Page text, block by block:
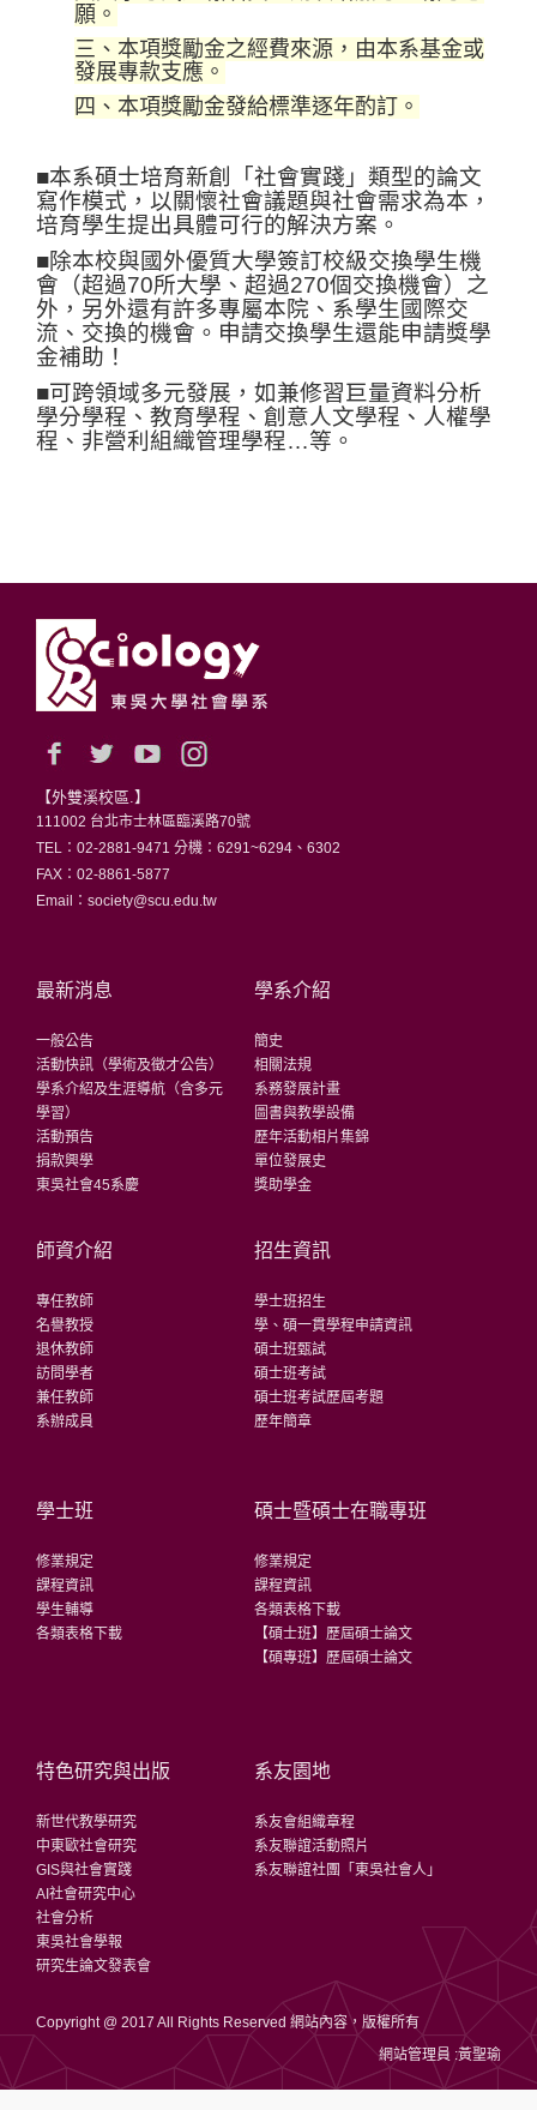
願。
三、本項獎勵金之經費來源，由本系基金或
發展專款支應。
四、本項獎勵金發給標準逐年酌訂。
■本系碩士培育新創「社會實踐」類型的論文
寫作模式，以關懷社會議題與社會需求為本，
培育學生提出具體可行的解決方案。
■除本校與國外優質大學簽訂校級交換學生機
會（超過70所大學、超過270個交換機會）之
外，另外還有許多專屬本院、系學生國際交
流、交換的機會。申請交換學生還能申請獎學
金補助！
■可跨領域多元發展，如兼修習巨量資料分析
學分學程、教育學程、創意人文學程、人權學
程、非營利組織管理學程…等。
【外雙溪校區.】
111002 台北市士林區臨溪路70號
TEL：02-2881-9471 分機：6291~6294、6302
FAX：02-8861-5877
Email：society@scu.edu.tw
最新消息
一般公告
活動快訊（學術及徵才公告）
學系介紹及生涯導航（含多元
學習）
活動預告
捐款興學
東吳社會45系慶
學系介紹
簡史
相關法規
系務發展計畫
圖書與教學設備
歷年活動相片集錦
單位發展史
獎助學金
師資介紹
專任教師
名譽教授
退休教師
訪問學者
兼任教師
系辦成員
招生資訊
學士班招生
學、碩一貫學程申請資訊
碩士班甄試
碩士班考試
碩士班考試歷屆考題
歷年簡章
學士班
修業規定
課程資訊
學生輔導
各類表格下載
碩士暨碩士在職專班
修業規定
課程資訊
各類表格下載
【碩士班】歷屆碩士論文
【碩專班】歷屆碩士論文
特色研究與出版
新世代教學研究
中東歐社會研究
GIS與社會實踐
AI社會研究中心
社會分析
東吳社會學報
研究生論文發表會
系友園地
系友會組織章程
系友聯誼活動照片
系友聯誼社團「東吳社會人」
Copyright @ 2017 All Rights Reserved 網站內容，版權所有
網站管理員 :黃聖瑜